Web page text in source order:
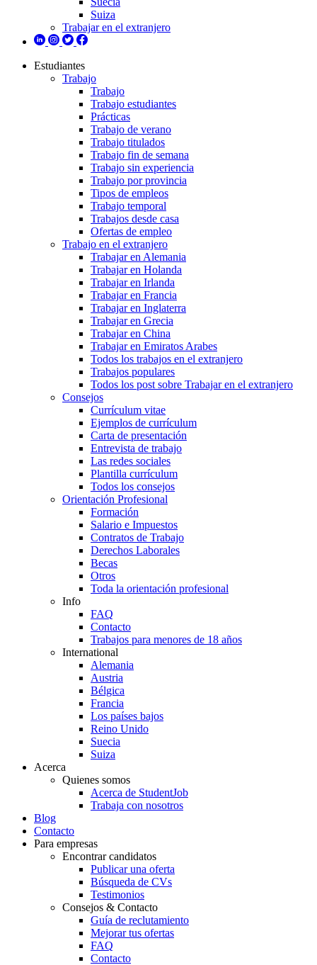
Suiza
Trabajar en el extranjero
Estudiantes
Trabajo
Trabajo
Trabajo estudiantes
Prácticas
Trabajo de verano
Trabajo titulados
Trabajo fin de semana
Trabajo sin experiencia
Trabajo por provincia
Tipos de empleos
Trabajo temporal
Trabajos desde casa
Ofertas de empleo
Trabajo en el extranjero
Trabajar en Alemania
Trabajar en Holanda
Trabajar en Irlanda
Trabajar en Francia
Trabajar en Inglaterra
Trabajar en Grecia
Trabajar en China
Trabajar en Emiratos Arabes
Todos los trabajos en el extranjero
Trabajos populares
Todos los post sobre Trabajar en el extranjero
Consejos
Currículum vitae
Ejemplos de currículum
Carta de presentación
Entrevista de trabajo
Las redes sociales
Plantilla currículum
Todos los consejos
Orientación Profesional
Formación
Salario e Impuestos
Contratos de Trabajo
Derechos Laborales
Becas
Otros
Toda la orientación profesional
Info
FAQ
Contacto
Trabajos para menores de 18 años
International
Alemania
Austria
Bélgica
Francia
Los países bajos
Reino Unido
Suecia
Suiza
Acerca
Quienes somos
Acerca de StudentJob
Trabaja con nosotros
Blog
Contacto
Para empresas
Encontrar candidatos
Publicar una oferta
Búsqueda de CVs
Testimonios
Consejos & Contacto
Guía de reclutamiento
Mejorar tus ofertas
FAQ
Contacto